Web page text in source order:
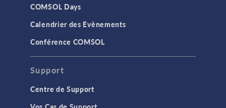
COMSOL Days
Calendrier des Evènements
Conférence COMSOL
Support
Centre de Support